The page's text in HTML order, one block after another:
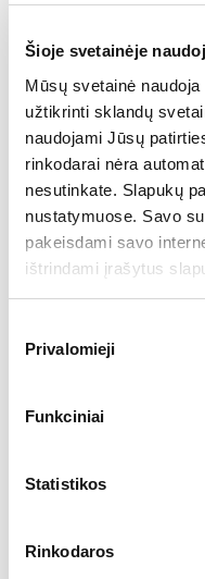
Šioje svetainėje
Mūsų svetainė
užtikrinti sklandų
naudojami Jūsų
rinkodarai nėra
nesutinkate. Slapukų
nustatymuose. Savo
pakeisdami savo
ištrindami įrašytus
pasirinkimas
Privalomieji
Funkciniai
Statistikos
Rinkodaros
paslaugas.
Numatoma, kad
efektyvios
gyventojų
skatinimui šalyje
socialinių ir
poreikius
socialinėmis,
Nacionalinis
svarstomas ir